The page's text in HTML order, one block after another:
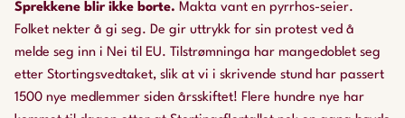
Sprekkene blir ikke borte. Makta vant en pyrrhos-seier.
Folket nekter å gi seg. De gir uttrykk for sin protest ved å
melde seg inn i Nei til EU. Tilstrømninga har mangedoblet seg
etter Stortingsvedtaket, slik at vi i skrivende stund har passert
1500 nye medlemmer siden årsskiftet! Flere hundre nye har